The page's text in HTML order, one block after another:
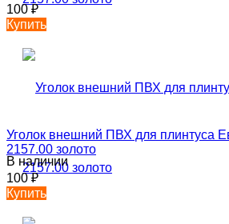
100₽
Купить
Уголок внешний ПВХ для плинтуса
2157.00 золото
В наличии
100₽
Купить